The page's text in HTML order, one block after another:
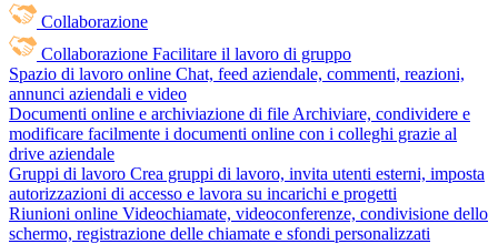
Collaborazione
Collaborazione Facilitare il lavoro di gruppo
Spazio di lavoro online Chat, feed aziendale, commenti, reazioni,
annunci aziendali e video
Documenti online e archiviazione di file Archiviare, condividere e
modificare facilmente i documenti online con i colleghi grazie al
drive aziendale
Gruppi di lavoro Crea gruppi di lavoro, invita utenti esterni, imposta
autorizzazioni di accesso e lavora su incarichi e progetti
Riunioni online Videochiamate, videoconferenze, condivisione dello
schermo, registrazione delle chiamate e sfondi personalizzati